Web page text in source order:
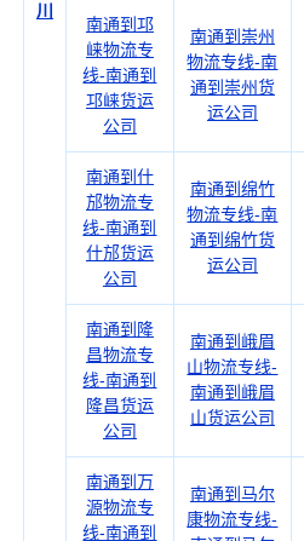
川
南通到邛
崃物流专
线-南通到
邛崃货运
公司
南通到崇州
物流专线-南
通到崇州货
运公司
南通到什
邡物流专
线-南通到
什邡货运
公司
南通到绵竹
物流专线-南
通到绵竹货
运公司
南通到隆
昌物流专
线-南通到
隆昌货运
公司
南通到峨眉
山物流专线-
南通到峨眉
山货运公司
南通到万
源物流专
线-南通到
南通到马尔
康物流专线-